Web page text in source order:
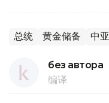
总统 黄金储备 中亚
без автора
编译